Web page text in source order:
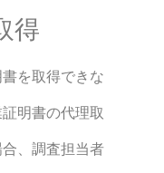
得
を取得できな
明書の代理取
、調査担当者